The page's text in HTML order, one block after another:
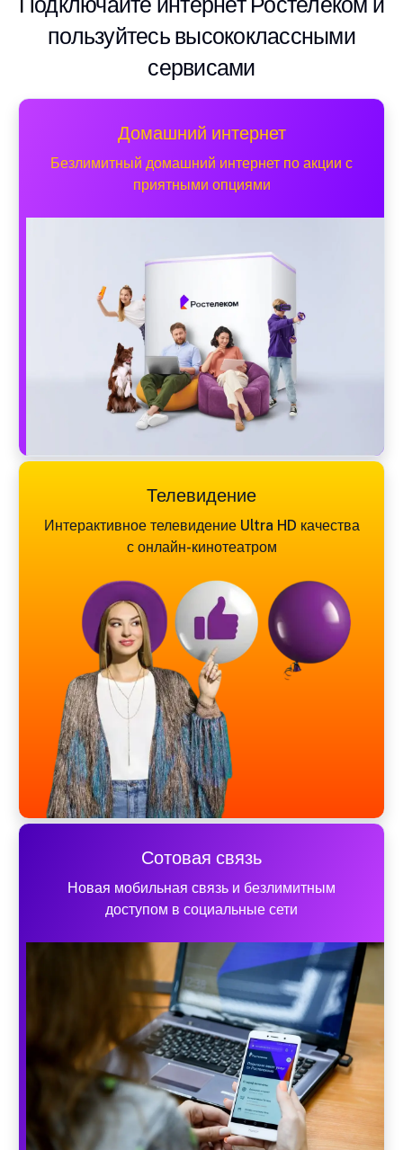
пользуйтесь высококлассными
сервисами
Домашний интернет
Безлимитный домашний интернет по акции с
приятными опциями
Телевидение
Интерактивное телевидение Ultra HD качества
с онлайн-кинотеатром
Сотовая связь
Новая мобильная связь и безлимитным
доступом в социальные сети